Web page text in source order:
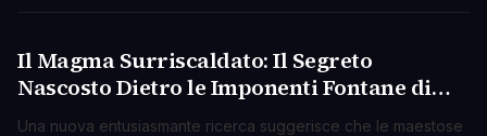
SCIENZA
Il Magma Surriscaldato: Il Segreto
Nascosto Dietro le Imponenti Fontane di
Lava?
Una nuova entusiasmante ricerca suggerisce che le maestose